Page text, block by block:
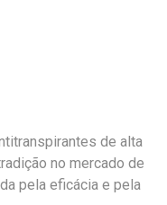
de alta
no mercado de
pela eficácia e pela